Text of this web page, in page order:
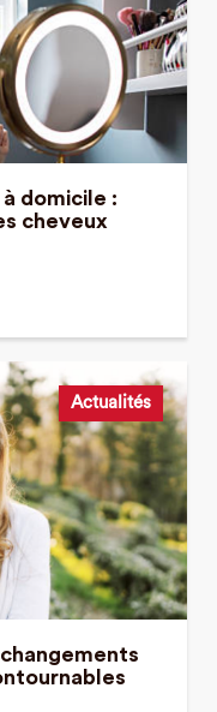
domicile :
cheveux
Actualités